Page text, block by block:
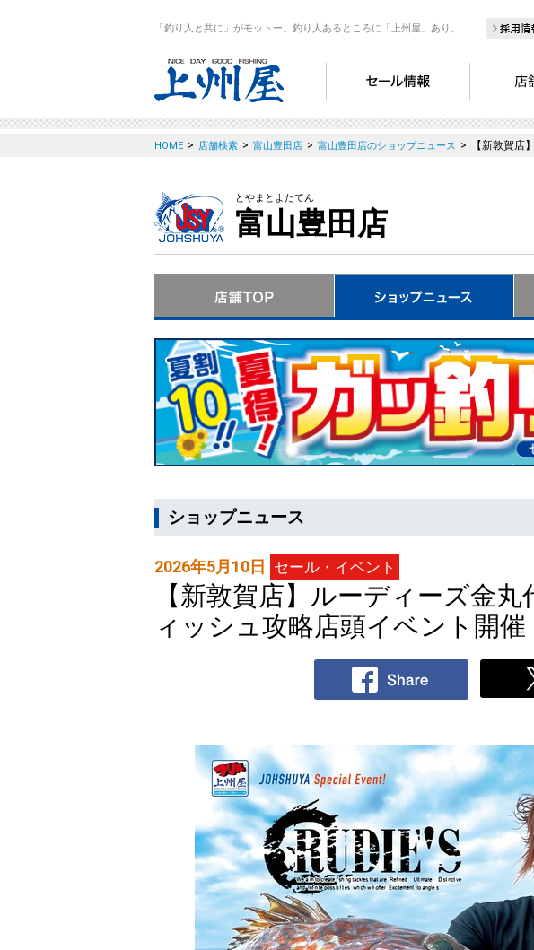
「釣り人と共に」がモットー。釣り人あるところに「上州屋」あり。
HOME > 店舗検索 > 富山豊田店 > 富山豊田店のショップニュース > 【新敦賀店
とやまとよたてん
富山豊田店
ショップニュース
2026年5月10日 セール・イベント
【新敦賀店】ルーディーズ金
ィッシュ攻略店頭イベント開催